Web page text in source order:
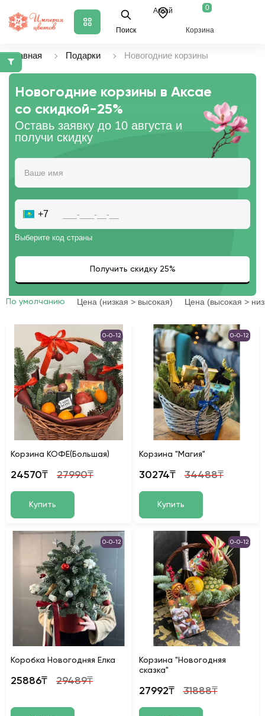
Поиск
Аксай 0
Корзина
Главная Подарки Новогодние корзины
Новогодние корзины в Аксае
со скидкой-25%
Оставь заявку до 10 августа и
получи скидку
+7
Выберите код страны
По умолчанию Цена (низкая > высокая) Цена (высокая >
0-0-12
Корзина КОФЕ(Большая)
24570₸ 27990₸
Купить
0-0-12
Корзина "Магия"
30274₸ 34488₸
Купить
0-0-12
Коробка Новогодняя Елка
25886₸ 29489₸
0-0-12
Корзина "Новогодняя
сказка"
27992₸ 31888₸